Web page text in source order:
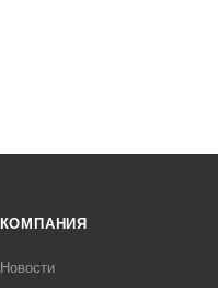
КОМПАНИЯ
Новости